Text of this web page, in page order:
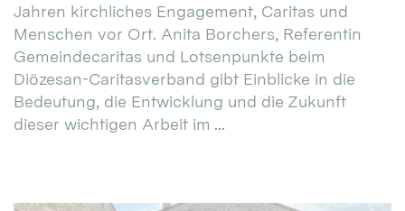
Jahren kirchliches Engagement, Caritas und
Menschen vor Ort. Anita Borchers, Referentin
Gemeindecaritas und Lotsenpunkte beim
Diözesan-Caritasverband gibt Einblicke in die
Bedeutung, die Entwicklung und die Zukunft
dieser wichtigen Arbeit im ...